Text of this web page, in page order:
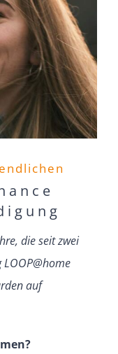
die seit zwei
auf